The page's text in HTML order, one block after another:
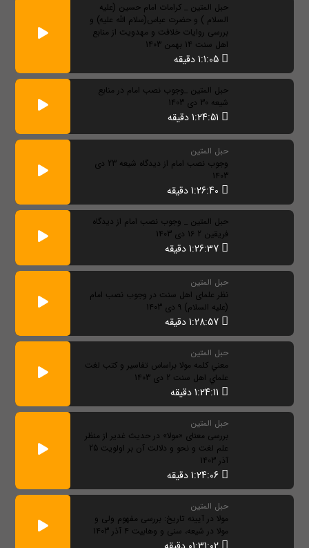
حبل المتین _ کرامات امام حسین (علیه
السلام ) و حضرت عباس(سلام الله علیه) و
بررسی روایات خلافت و مهدویت از منابع
اهل سنت 14 بهمن 1403
حبل المتین _وجوب نصب امام در منابع
شیعه 30 دی 1403
حبل المتین
وجوب نصب امام از دیدگاه شیعه 23 دی
1403
حبل المتین _ وجوب نصب امام از دیدگاه
فریقین 2 16 دی 1403
حبل المتین
نظر علمای اهل سنت در وجوب نصب امام
(علیه السلام) 9 دی 1403
حبل المتین
معني كلمه مولا براساس تفاسير و كتب لغت
علماي اهل سنت 2 دی 1403
حبل المتین
بررسی معنای «مولا» در حدیث غدیر از منظر
علم لغت و نحو و دلالت آن بر اولویت 25
آذر 1403
حبل المتین
مولا در آیینه تاریخ: بررسی مفهوم ولی و
مولا در شیعه، سنی و وهابیت 4 آذر 1403